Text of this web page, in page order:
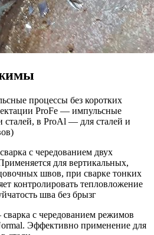
процессы без коротких
ProFe — импульсные
сталей, в ProAl — для сталей и
с чередованием двух
для вертикальных,
швов, при сварке тонких
контролировать тепловложение
шва без брызг
с чередованием режимов
Эффективно применение для